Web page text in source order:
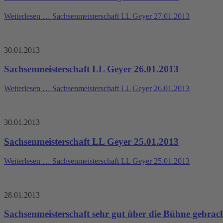
Weiterlesen … Sachsenmeisterschaft LL Geyer 27.01.2013
30.01.2013
Sachsenmeisterschaft LL Geyer 26.01.2013
Weiterlesen … Sachsenmeisterschaft LL Geyer 26.01.2013
30.01.2013
Sachsenmeisterschaft LL Geyer 25.01.2013
Weiterlesen … Sachsenmeisterschaft LL Geyer 25.01.2013
28.01.2013
Sachsenmeisterschaft sehr gut über die Bühne